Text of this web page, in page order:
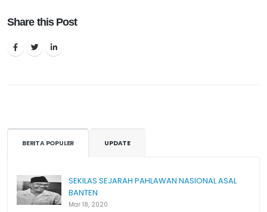
Share this Post
BERITA POPULER UPDATE
SEKILAS SEJARAH PAHLAWAN NASIONAL ASAL
BANTEN
Mar 18, 2020